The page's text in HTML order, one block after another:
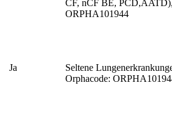
CF, nCF BE,
ORPHA101944
Ja
Seltene
Orphacode: